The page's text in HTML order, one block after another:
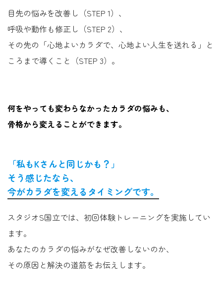
目先の悩みを改善し（STEP 1）、
呼吸や動作も修正し（STEP 2）、
その先の「心地よいカラダで、心地よい人生を送れる」と
ころまで導くこと（STEP 3）。
何をやっても変わらなかったカラダの悩みも、
骨格から変えることができます。
「私もKさんと同じかも？」
そう感じたなら、
今がカラダを変えるタイミングです。
スタジオS国立では、初回体験トレーニングを実施してい
ます。
あなたのカラダの悩みがなぜ改善しないのか、
その原因と解決の道筋をお伝えします。